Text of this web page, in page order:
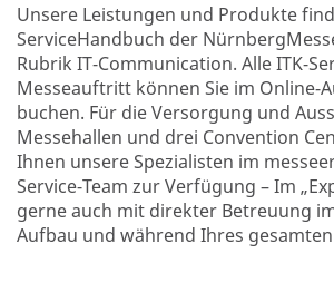
Unsere Leistungen und Produkte
ServiceHandbuch der
Rubrik IT-Communication. Alle ITK-
Messeauftritt können Sie im Online-
buchen. Für die Versorgung und
Messehallen und drei Convention
Ihnen unsere Spezialisten im
Service-Team zur Verfügung – Im
gerne auch mit direkter Betreuung
Aufbau und während Ihres